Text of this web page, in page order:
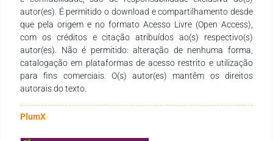
presentes no acervo.
autor(es). É permitido o download e compartilhamento desde
que pela origem e no formato Acesso Livre (Open Access),
com os créditos e citação atribuídos ao(s) respectivo(s)
autor(es). Não é permitido: alteração de nenhuma forma,
catalogação em plataformas de acesso restrito e utilização
para fins comerciais. O(s) autor(es) mantêm os direitos
autorais do texto.
PlumX